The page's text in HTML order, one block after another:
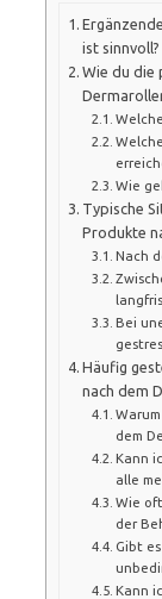
ist sinnvoll?
Wie du die
Wie
Typische
Produkte
Nach
Bei
Häufig
nach dem
dem
Kann
alle
Wie
der
Gibt
Kann